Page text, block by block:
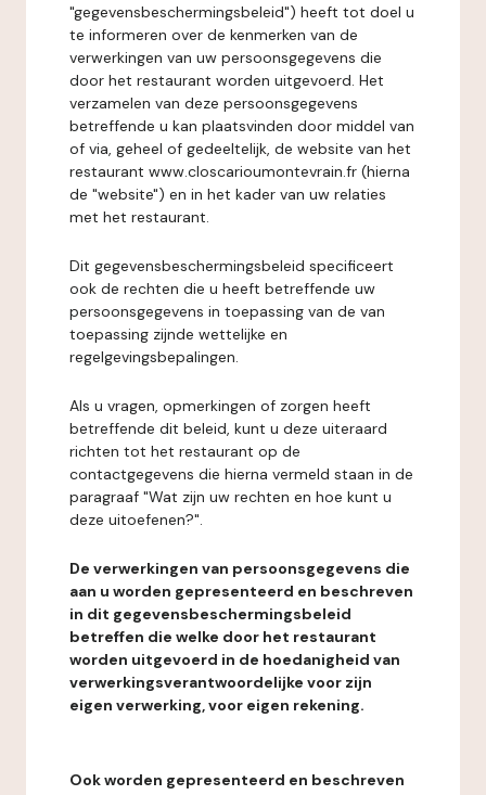
"gegevensbeschermingsbeleid") heeft tot doel u
te informeren over de kenmerken van de
verwerkingen van uw persoonsgegevens die
door het restaurant worden uitgevoerd. Het
verzamelen van deze persoonsgegevens
betreffende u kan plaatsvinden door middel van
of via, geheel of gedeeltelijk, de website van het
restaurant www.closcarioumontevrain.fr (hierna
de "website") en in het kader van uw relaties
met het restaurant.
Dit gegevensbeschermingsbeleid specificeert
ook de rechten die u heeft betreffende uw
persoonsgegevens in toepassing van de van
toepassing zijnde wettelijke en
regelgevingsbepalingen.
Als u vragen, opmerkingen of zorgen heeft
betreffende dit beleid, kunt u deze uiteraard
richten tot het restaurant op de
contactgegevens die hierna vermeld staan in de
paragraaf "Wat zijn uw rechten en hoe kunt u
deze uitoefenen?".
De verwerkingen van persoonsgegevens die
aan u worden gepresenteerd en beschreven
in dit gegevensbeschermingsbeleid
betreffen die welke door het restaurant
worden uitgevoerd in de hoedanigheid van
verwerkingsverantwoordelijke voor zijn
eigen verwerking, voor eigen rekening.
Ook worden gepresenteerd en beschreven